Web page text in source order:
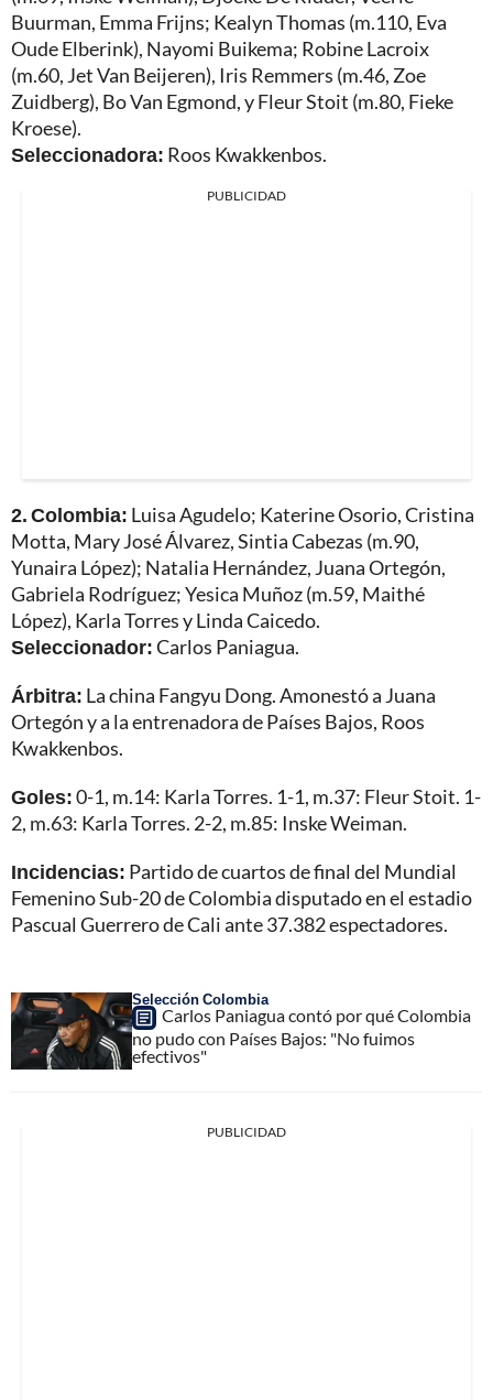
Buurman, Emma Frijns; Kealyn Thomas (m.110, Eva
Oude Elberink), Nayomi Buikema; Robine Lacroix
(m.60, Jet Van Beijeren), Iris Remmers (m.46, Zoe
Zuidberg), Bo Van Egmond, y Fleur Stoit (m.80, Fieke
Kroese).
Seleccionadora: Roos Kwakkenbos.
PUBLICIDAD
2. Colombia: Luisa Agudelo; Katerine Osorio, Cristina
Motta, Mary José Álvarez, Sintia Cabezas (m.90,
Yunaira López); Natalia Hernández, Juana Ortegón,
Gabriela Rodríguez; Yesica Muñoz (m.59, Maithé
López), Karla Torres y Linda Caicedo.
Seleccionador:Carlos Paniagua.
Árbitra: La china Fangyu Dong. Amonestó a Juana
Ortegón y a la entrenadora de Países Bajos, Roos
Kwakkenbos.
Goles:0-1, m.14: Karla Torres. 1-1, m.37: Fleur Stoit. 1-
2, m.63: Karla Torres. 2-2, m.85: Inske Weiman.
Incidencias: Partido de cuartos de final del Mundial
Femenino Sub-20 de Colombia disputado en el estadio
Pascual Guerrero de Cali ante 37.382 espectadores.
Selección Colombia
Carlos Paniagua contó por qué Colombia
no pudo con Países Bajos: "No fuimos
efectivos"
PUBLICIDAD